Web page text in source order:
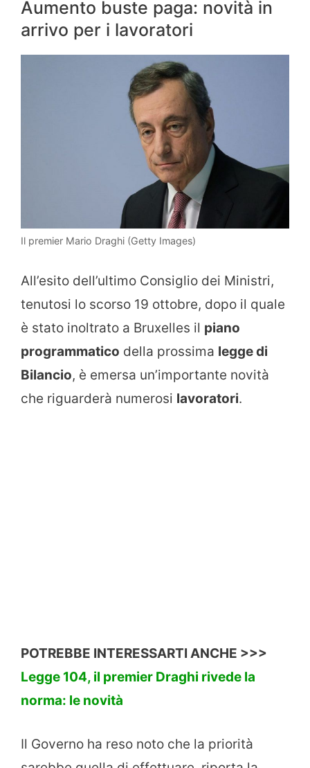
Aumento buste paga: novità in
arrivo per i lavoratori
Il premier Mario Draghi (Getty Images)
All’esito dell’ultimo Consiglio dei Ministri,
tenutosi lo scorso 19 ottobre, dopo il quale
è stato inoltrato a Bruxelles il piano
programmatico della prossima legge di
Bilancio, è emersa un’importante novità
che riguarderà numerosi lavoratori.
POTREBBE INTERESSARTI ANCHE >>>
Legge 104, il premier Draghi rivede la
norma: le novità
Il Governo ha reso noto che la priorità